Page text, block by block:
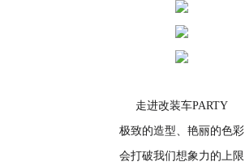
走进改装车PARTY
极致的造型、艳丽的色彩
会打破我们想象力的上限